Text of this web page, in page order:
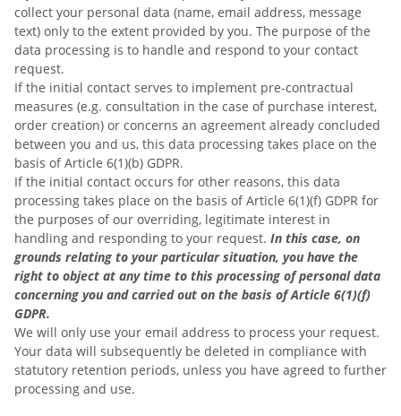
collect your personal data (name, email address, message
text) only to the extent provided by you. The purpose of the
data processing is to handle and respond to your contact
request.
If the initial contact serves to implement pre-contractual
measures (e.g. consultation in the case of purchase interest,
order creation) or concerns an agreement already concluded
between you and us, this data processing takes place on the
basis of Article 6(1)(b) GDPR.
If the initial contact occurs for other reasons, this data
processing takes place on the basis of Article 6(1)(f) GDPR for
the purposes of our overriding, legitimate interest in
handling and responding to your request. In this case, on
grounds relating to your particular situation, you have the
right to object at any time to this processing of personal data
concerning you and carried out on the basis of Article 6(1)(f)
GDPR.
We will only use your email address to process your request.
Your data will subsequently be deleted in compliance with
statutory retention periods, unless you have agreed to further
processing and use.